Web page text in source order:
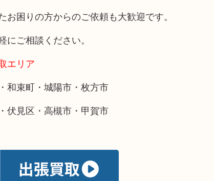
お困りの方からのご依頼も大歓迎です。
にご相談ください。
エリア
和束町・城陽市・枚方市
伏見区・高槻市・甲賀市